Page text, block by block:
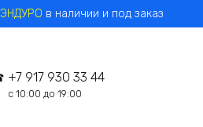
в наличии и под заказ
+7 917 930 33 44
с 10:00 до 19:00